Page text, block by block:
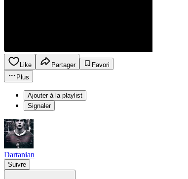
Like Partager
Favori
Plus
Ajouter à la playlist
Signaler
Dartanian
Suivre